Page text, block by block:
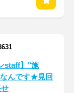
staff】"施
んです★見回